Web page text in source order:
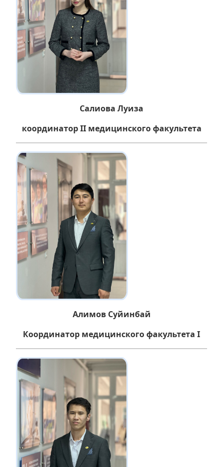
Салиова Луиза
координатор II медицинского факультета
Алимов Суйинбай
Координатор медицинского факультета I